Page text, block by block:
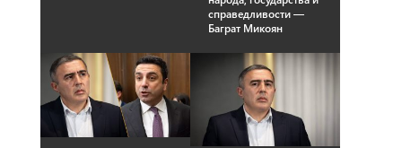
справедливости —
Баграт Микоян